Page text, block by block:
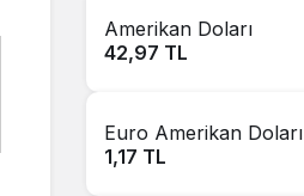
Amerikan Doları
42,97 TL
Euro Amerikan Doları
1,17 TL